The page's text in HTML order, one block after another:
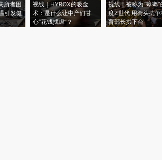
所者困
引发健
视线｜HYROX的吸金
术：是什么让中产们甘
心“花钱找虐”？
视线｜被称为“蟑螂”
度Z世代 用街头抗争
育部长拱下台